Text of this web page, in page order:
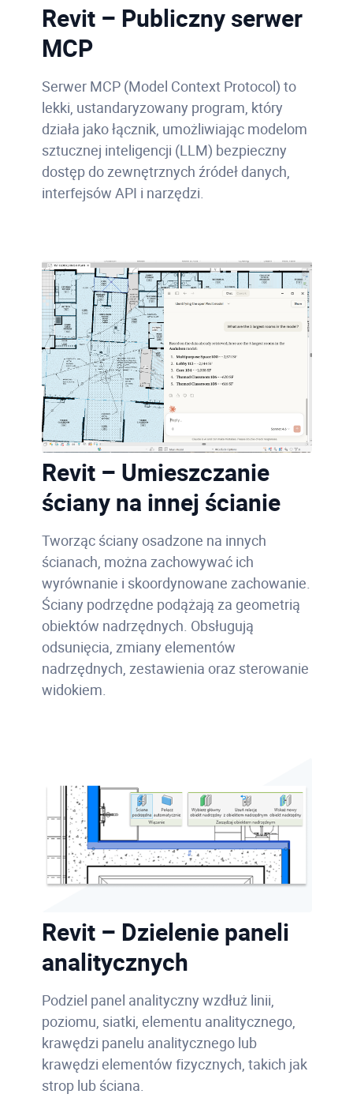
Revit – Publiczny serwer
MCP
Serwer MCP (Model Context Protocol) to
lekki, ustandaryzowany program, który
działa jako łącznik, umożliwiając modelom
sztucznej inteligencji (LLM) bezpieczny
dostęp do zewnętrznych źródeł danych,
interfejsów API i narzędzi.
Revit – Umieszczanie
ściany na innej ścianie
Tworząc ściany osadzone na innych
ścianach, można zachowywać ich
wyrównanie i skoordynowane zachowanie.
Ściany podrzędne podążają za geometrią
obiektów nadrzędnych. Obsługują
odsunięcia, zmiany elementów
nadrzędnych, zestawienia oraz sterowanie
widokiem.
Revit – Dzielenie paneli
analitycznych
Podziel panel analityczny wzdłuż linii,
poziomu, siatki, elementu analitycznego,
krawędzi panelu analitycznego lub
krawędzi elementów fizycznych, takich jak
strop lub ściana.